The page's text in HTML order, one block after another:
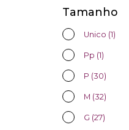
Tamanho
Unico (1)
Pp (1)
P (30)
M (32)
G (27)